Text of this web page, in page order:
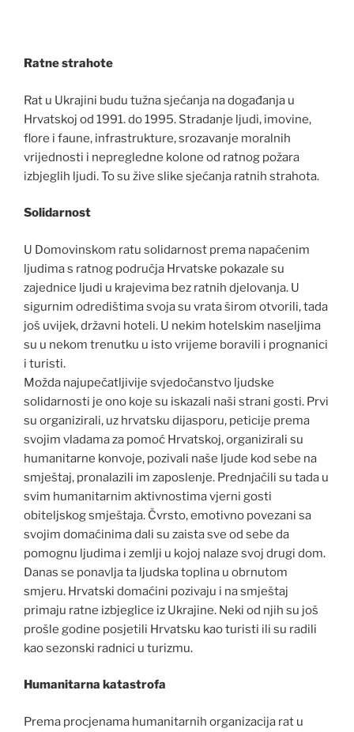
Ratne strahote
Rat u Ukrajini budu tužna sjećanja na događanja u
Hrvatskoj od 1991. do 1995. Stradanje ljudi, imovine,
flore i faune, infrastrukture, srozavanje moralnih
vrijednosti i nepregledne kolone od ratnog požara
izbjeglih ljudi. To su žive slike sjećanja ratnih strahota.
Solidarnost
U Domovinskom ratu solidarnost prema napaćenim
ljudima s ratnog područja Hrvatske pokazale su
zajednice ljudi u krajevima bez ratnih djelovanja. U
sigurnim odredištima svoja su vrata širom otvorili, tada
još uvijek, državni hoteli. U nekim hotelskim naseljima
su u nekom trenutku u isto vrijeme boravili i prognanici
i turisti.
Možda najupečatljivije svjedočanstvo ljudske
solidarnosti je ono koje su iskazali naši strani gosti. Prvi
su organizirali, uz hrvatsku dijasporu, peticije prema
svojim vladama za pomoć Hrvatskoj, organizirali su
humanitarne konvoje, pozivali naše ljude kod sebe na
smještaj, pronalazili im zaposlenje. Prednjačili su tada u
svim humanitarnim aktivnostima vjerni gosti
obiteljskog smještaja. Čvrsto, emotivno povezani sa
svojim domaćinima dali su zaista sve od sebe da
pomognu ljudima i zemlji u kojoj nalaze svoj drugi dom.
Danas se ponavlja ta ljudska toplina u obrnutom
smjeru. Hrvatski domaćini pozivaju i na smještaj
primaju ratne izbjeglice iz Ukrajine. Neki od njih su još
prošle godine posjetili Hrvatsku kao turisti ili su radili
kao sezonski radnici u turizmu.
Humanitarna katastrofa
Prema procjenama humanitarnih organizacija rat u